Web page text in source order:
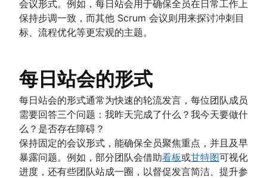
会议形式。例如，每日站会用于确保全员在日常工作上
保持步调一致，而其他 Scrum 会议则用来探讨冲刺目
标、流程优化等更宏观的主题。
每日站会的形式
每日站会的形式通常为快速的轮流发言，每位团队成员
需要回答三个问题：我昨天完成了什么？我今天要做什
么？是否存在障碍？
保持固定的会议形式，能确保全员聚焦重点，并且及早
暴露问题。例如，部分团队会借助看板或甘特图可视化
进度，还有些团队站成一圈，以督促发言简洁、提升参